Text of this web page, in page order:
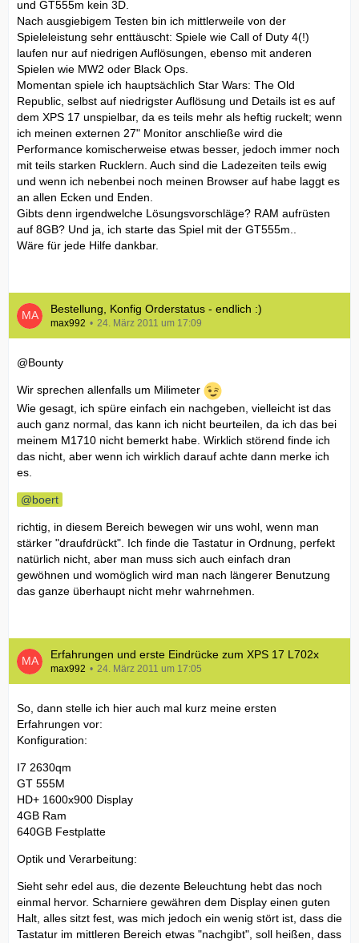
und GT555m kein 3D.
Nach ausgiebigem Testen bin ich mittlerweile von der
Spieleleistung sehr enttäuscht: Spiele wie Call of Duty 4(!)
laufen nur auf niedrigen Auflösungen, ebenso mit anderen
Spielen wie MW2 oder Black Ops.
Momentan spiele ich hauptsächlich Star Wars: The Old
Republic, selbst auf niedrigster Auflösung und Details ist es auf
dem XPS 17 unspielbar, da es teils mehr als heftig ruckelt; wenn
ich meinen externen 27" Monitor anschließe wird die
Performance komischerweise etwas besser, jedoch immer noch
mit teils starken Rucklern. Auch sind die Ladezeiten teils ewig
und wenn ich nebenbei noch meinen Browser auf habe laggt es
an allen Ecken und Enden.
Gibts denn irgendwelche Lösungsvorschläge? RAM aufrüsten
auf 8GB? Und ja, ich starte das Spiel mit der GT555m..
Wäre für jede Hilfe dankbar.
Bestellung, Konfig Orderstatus - endlich :)
max992 24. März 2011 um 17:09
@Bounty
Wir sprechen allenfalls um Milimeter
Wie gesagt, ich spüre einfach ein nachgeben, vielleicht ist das
auch ganz normal, das kann ich nicht beurteilen, da ich das bei
meinem M1710 nicht bemerkt habe. Wirklich störend finde ich
das nicht, aber wenn ich wirklich darauf achte dann merke ich
es.
boert
richtig, in diesem Bereich bewegen wir uns wohl, wenn man
stärker "draufdrückt". Ich finde die Tastatur in Ordnung, perfekt
natürlich nicht, aber man muss sich auch einfach dran
gewöhnen und womöglich wird man nach längerer Benutzung
das ganze überhaupt nicht mehr wahrnehmen.
Erfahrungen und erste Eindrücke zum XPS 17 L702x
max992 24. März 2011 um 17:05
So, dann stelle ich hier auch mal kurz meine ersten
Erfahrungen vor:
Konfiguration:
I7 2630qm
GT 555M
HD+ 1600x900 Display
4GB Ram
640GB Festplatte
Optik und Verarbeitung:
Sieht sehr edel aus, die dezente Beleuchtung hebt das noch
einmal hervor. Scharniere gewähren dem Display einen guten
Halt, alles sitzt fest, was mich jedoch ein wenig stört ist, dass die
Tastatur im mittleren Bereich etwas "nachgibt", soll heißen, dass